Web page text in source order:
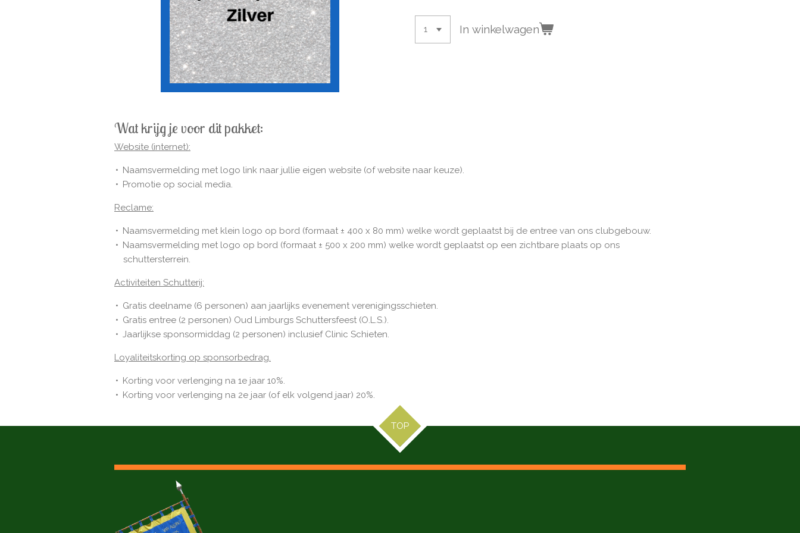
In winkelwagen
Wat krijg je voor dit pakket:
Website (internet):
Naamsvermelding met logo link naar jullie eigen website (of website naar keuze).
Promotie op social media.
Reclame:
Naamsvermelding met klein logo op bord (formaat ± 400 x 80 mm) welke wordt geplaatst bij de entree van ons clubgebouw.
Naamsvermelding met logo op bord (formaat ± 500 x 200 mm) welke wordt geplaatst op een zichtbare plaats op ons
schuttersterrein.
Activiteiten Schutterij:
Gratis deelname (6 personen) aan jaarlijks evenement verenigingsschieten.
Gratis entree (2 personen) Oud Limburgs Schuttersfeest (O.L.S.).
Jaarlijkse sponsormiddag (2 personen) inclusief Clinic Schieten.
Loyaliteitskorting op sponsorbedrag.
Korting voor verlenging na 1e jaar 10%.
Korting voor verlenging na 2e jaar (of elk volgend jaar) 20%.
TOP